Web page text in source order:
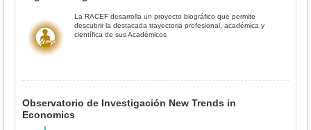
La RACEF desarrolla un proyecto biográfico que permite
descubrir la destacada trayectoria profesional, académica y
científica de sus Académicos
Observatorio de Investigación New Trends in
Economics